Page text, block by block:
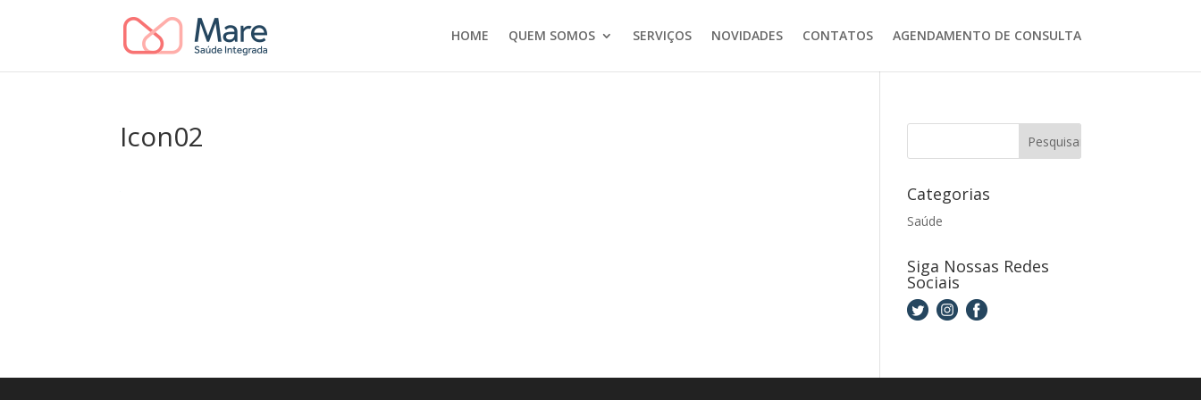
HOME QUEM SOMOS SERVIÇOS NOVIDADES CONTATOS AGENDAMENTO DE CONSULTA
Icon02
Categorias
Saúde
Siga Nossas Redes
Sociais